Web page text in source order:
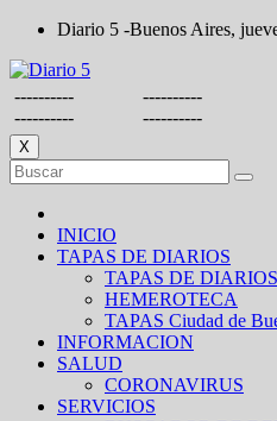
Saltar
contenido
Diario 5 -Buenos Aires,
----------
----------
----------
----------
X
INICIO
TAPAS DE DIARIOS
TAPAS DE
HEMEROTECA
TAPAS Ciudad de
INFORMACION
SALUD
CORONAVIRUS
SERVICIOS